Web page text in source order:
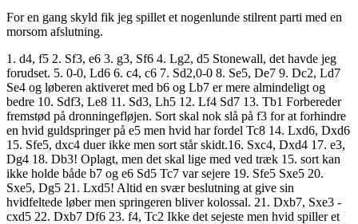
For en gang skyld fik jeg spillet et nogenlunde stilrent parti med en
morsom afslutning.
1. d4, f5 2. Sf3, e6 3. g3, Sf6 4. Lg2, d5 Stonewall, det havde jeg
forudset. 5. 0-0, Ld6 6. c4, c6 7. Sd2,0-0 8. Se5, De7 9. Dc2, Ld7
Se4 og løberen aktiveret med b6 og Lb7 er mere almindeligt og
bedre 10. Sdf3, Le8 11. Sd3, Lh5 12. Lf4 Sd7 13. Tb1 Forbereder
fremstød på dronningefløjen. Sort skal nok slå på f3 for at forhindre
en hvid guldspringer på e5 men hvid har fordel Tc8 14. Lxd6, Dxd6
15. Sfe5, dxc4 duer ikke men sort står skidt.16. Sxc4, Dxd4 17. e3,
Dg4 18. Db3! Oplagt, men det skal lige med ved træk 15. sort kan
ikke holde både b7 og e6 Sd5 Tc7 var sejere 19. Sfe5 Sxe5 20.
Sxe5, Dg5 21. Lxd5! Altid en svær beslutning at give sin
hvidfeltede løber men springeren bliver kolossal. 21. Dxb7, Sxe3 -
cxd5 22. Dxb7 Df6 23. f4, Tc2 Ikke det sejeste men hvid spiller et